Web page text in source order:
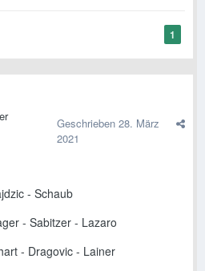
1
Geschrieben 28. März
2021
- Schaub
- Sabitzer - Lazaro
- Dragovic - Lainer